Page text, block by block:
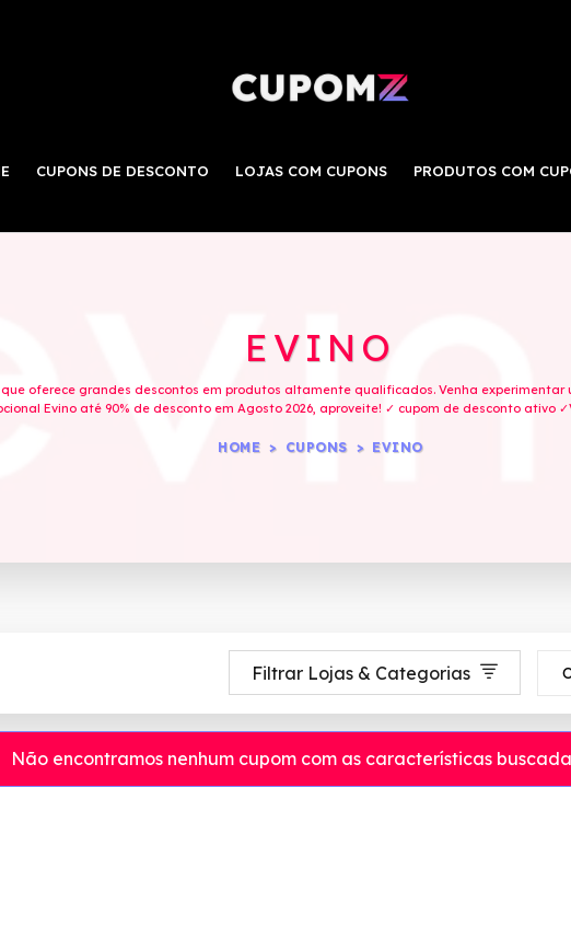
CUPONS DE DESCONTO LOJAS COM CUPONS PRODUTOS COM
EVINO
oferece grandes descontos em produtos altamente qualificados. Venha
Evino até 90% de desconto em Agosto 2026, aproveite! ✓ cupom de desconto ativo
HOME CUPONS EVINO
Filtrar Lojas & Categorias
Não encontramos nenhum cupom com as características